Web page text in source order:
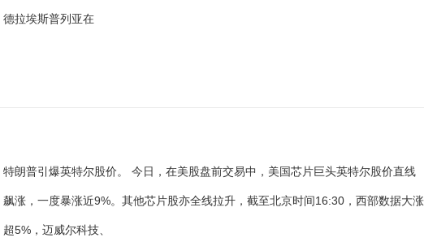
德拉埃斯普列亚在
特朗普引爆英特尔股价。 今日，在美股盘前交易中，美国芯片巨头英特尔股价直线
飙涨，一度暴涨近9%。其他芯片股亦全线拉升，截至北京时间16:30，西部数据大涨
超5%，迈威尔科技、